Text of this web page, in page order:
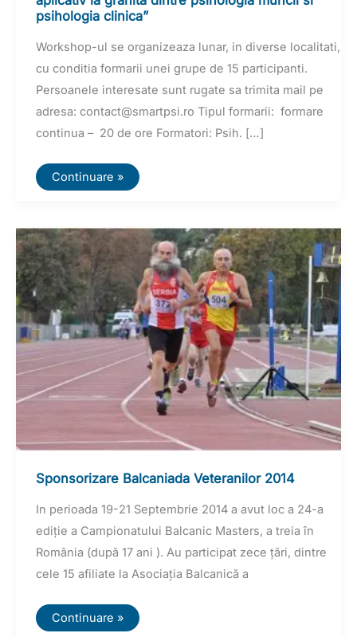
psihologia clinica”
Workshop-ul se organizeaza lunar, in diverse localitati,
cu conditia formarii unei grupe de 15 participanti.
Persoanele interesate sunt rugate sa trimita mail pe
adresa: contact@smartpsi.ro Tipul formarii: formare
continua – 20 de ore Formatori: Psih. […]
Workshop
“Psihologia
aplicativ
la
granita
dintre
psihologia
muncii
si
psihologia
clinica”
Continuare »
Sponsorizare Balcaniada Veteranilor 2014
In perioada 19-21 Septembrie 2014 a avut loc a 24-a
ediție a Campionatului Balcanic Masters, a treia în
România (după 17 ani ). Au participat zece țări, dintre
cele 15 afiliate la Asociația Balcanică a
Sponsorizare
Balcaniada
Continuare »